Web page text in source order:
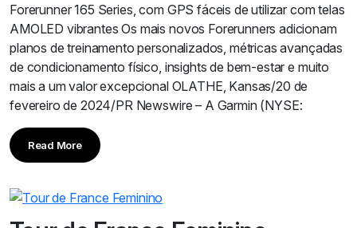
Forerunner 165 Series, com GPS fáceis de utilizar com telas
AMOLED vibrantes Os mais novos Forerunners adicionam
planos de treinamento personalizados, métricas avançadas
de condicionamento físico, insights de bem-estar e muito
mais a um valor excepcional OLATHE, Kansas/20 de
fevereiro de 2024/PR Newswire – A Garmin (NYSE:
Read More